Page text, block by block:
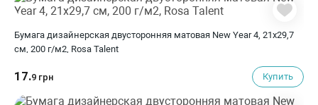
Бумага дизайнерская двусторонняя матовая New Year 4, 21х29,7
см, 200 г/м2, Rosa Talent
17.9 грн Купить